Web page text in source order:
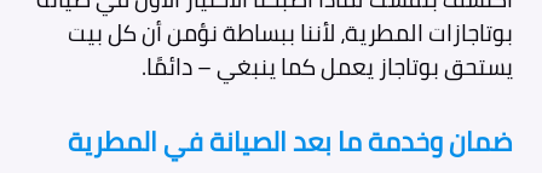
بوتاجازات المطرية، لأننا ببساطة نؤمن أن كل بيت
يستحق بوتاجاز يعمل كما ينبغي – دائمًا.
ضمان وخدمة ما بعد الصيانة في المطرية